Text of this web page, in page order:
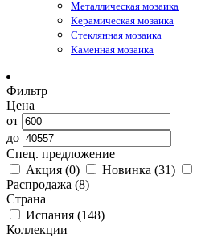
Металлическая мозаика
Керамическая мозаика
Стеклянная мозаика
Каменная мозаика
Фильтр
Цена
от
до
Спец. предложение
Акция (0) Новинка (31)
Распродажа (8)
Страна
Испания (148)
Коллекции